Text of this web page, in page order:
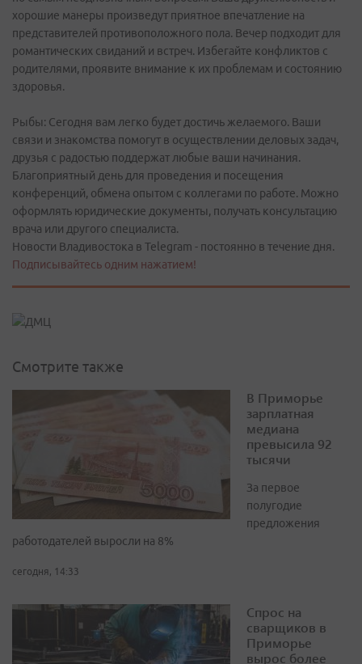
хорошие манеры произведут приятное впечатление на
представителей противоположного пола. Вечер подходит для
романтических свиданий и встреч. Избегайте конфликтов с
родителями, проявите внимание к их проблемам и состоянию
здоровья.
Рыбы: Сегодня вам легко будет достичь желаемого. Ваши
связи и знакомства помогут в осуществлении деловых задач,
друзья с радостью поддержат любые ваши начинания.
Благоприятный день для проведения и посещения
конференций, обмена опытом с коллегами по работе. Можно
оформлять юридические документы, получать консультацию
врача или другого специалиста.
Новости Владивостока в Telegram - постоянно в течение дня.
Подписывайтесь одним нажатием!
Смотрите также
В Приморье
зарплатная
медиана
превысила 92
тысячи
За первое
полугодие
предложения
работодателей выросли на 8%
сегодня, 14:33
Спрос на
сварщиков в
Приморье
вырос более